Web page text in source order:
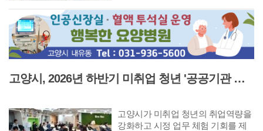
슈리포트 ‘최근 경기도 사업·개인·공
공서비스 취업자 증가율 하락 원인
분석’을 발간했다.
고양시, 2026년 하반기 미취업 청년 '공공기관 행정체험' 연수생 36명 모집
고양시가 미취업 청년의 취업역량을
강화하고 시정 업무 체험 기회를 제